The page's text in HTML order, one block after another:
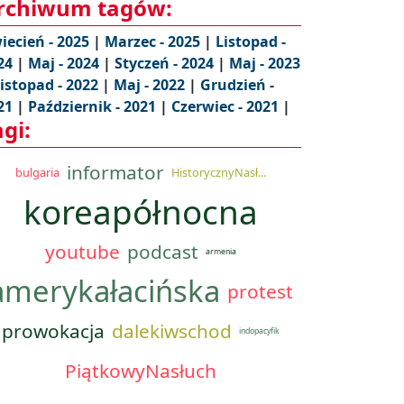
tagów:
- 2025 | Marzec - 2025 | Listopad -
| Maj - 2024 | Styczeń - 2024 | Maj - 2023
- 2022 | Maj - 2022 | Grudzień -
| Październik - 2021 | Czerwiec - 2021 |
bulgaria informator HistorycznyNasł...
koreapółnocna
youtube podcast armenia
protest
prowokacja dalekiwschod indopacyfik
PiątkowyNasłuch